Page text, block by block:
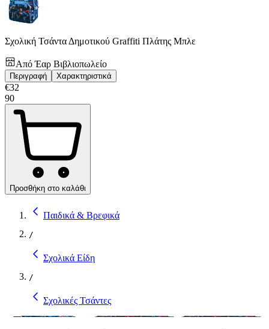
Σχολική Τσάντα Δημοτικού Graffiti Πλάτης Μπλε
Από Έαρ Βιβλιοπωλείο
Περιγραφή Χαρακτηριστικά
€32
90
Προσθήκη στο καλάθι
Παιδικά & Βρεφικά
/
Σχολικά Είδη
/
Σχολικές Τσάντες